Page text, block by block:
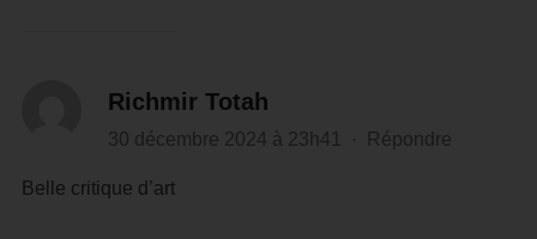
Richmir Totah
30 décembre 2024 à 23h41 · Répondre
Belle critique d’art